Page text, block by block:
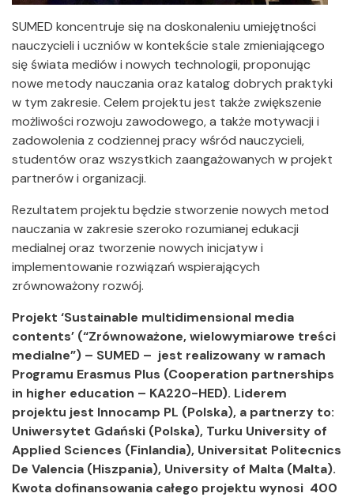
SUMED koncentruje się na doskonaleniu umiejętności
nauczycieli i uczniów w kontekście stale zmieniającego
się świata mediów i nowych technologii, proponując
nowe metody nauczania oraz katalog dobrych praktyki
w tym zakresie. Celem projektu jest także zwiększenie
możliwości rozwoju zawodowego, a także motywacji i
zadowolenia z codziennej pracy wśród nauczycieli,
studentów oraz wszystkich zaangażowanych w projekt
partnerów i organizacji.
Rezultatem projektu będzie stworzenie nowych metod
nauczania w zakresie szeroko rozumianej edukacji
medialnej oraz tworzenie nowych inicjatyw i
implementowanie rozwiązań wspierających
zrównoważony rozwój.
Projekt ‘Sustainable multidimensional media
contents’ (“Zrównoważone, wielowymiarowe treści
medialne”) – SUMED – jest realizowany w ramach
Programu Erasmus Plus (Cooperation partnerships
in higher education – KA220-HED). Liderem
projektu jest Innocamp PL (Polska), a partnerzy to:
Uniwersytet Gdański (Polska), Turku University of
Applied Sciences (Finlandia), Universitat Politecnics
De Valencia (Hiszpania), University of Malta (Malta).
Kwota dofinansowania całego projektu wynosi 400